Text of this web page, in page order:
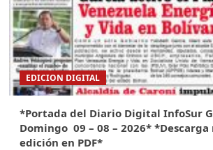
EDICION DIGITAL
*Portada del Diario Digital InfoSur
Domingo 09 – 08 – 2026*
edición en PDF*